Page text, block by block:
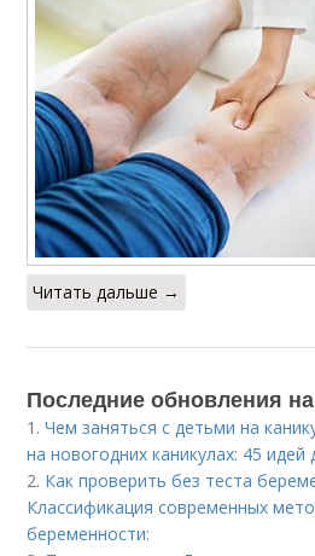
Читать дальше →
Последние обновления
1.Чем заняться с детьми на
на новогодних каникулах: 45
2. Как проверить без теста
Классификация современных
беременности: